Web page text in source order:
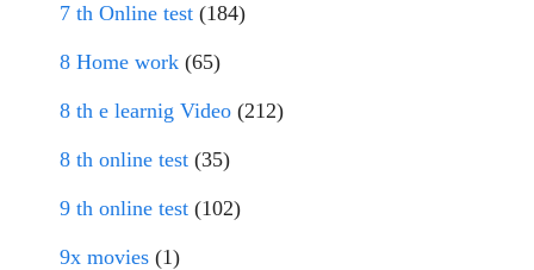
7 th Online test (184)
8 Home work (65)
8 th e learnig Video (212)
8 th online test (35)
9 th online test (102)
9x movies (1)